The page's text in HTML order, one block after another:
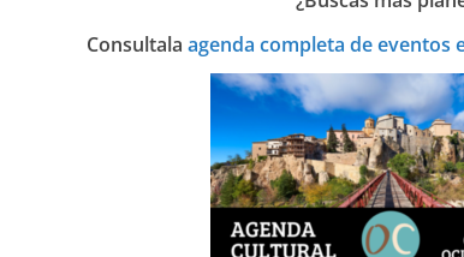
Consultala agenda completa de eventos